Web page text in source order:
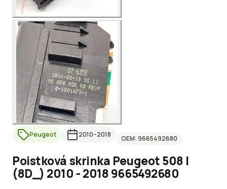
Peugeot 2010–2018 OEM:9665492680
Poistková skrinka Peugeot 508 I
(8D_) 2010 - 2018 9665492680